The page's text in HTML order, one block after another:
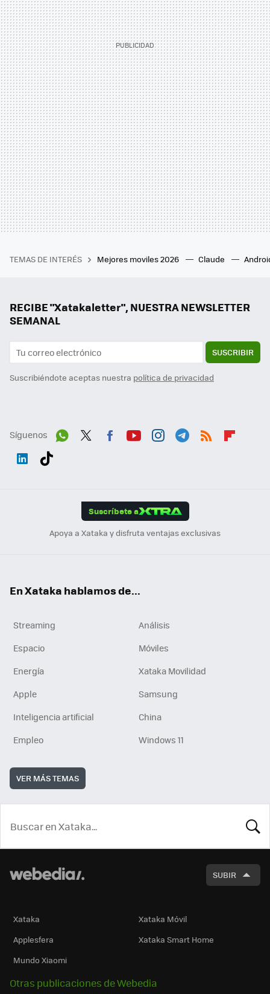
TEMAS DE INTERÉS Mejores moviles 2026 Claude
RECIBE "Xatakaletter", NUESTRA NEWSLETTER
SEMANAL
SUSCRIBIR
Suscribiéndote aceptas nuestra política de privacidad
Síguenos
Suscríbete a
Apoya a Xataka y disfruta ventajas exclusivas
En Xataka hablamos de...
Streaming
Análisis
Espacio
Móviles
Energía
Xataka Movilidad
Apple
Samsung
Inteligencia artificial
China
Empleo
Windows 11
VER MÁS TEMAS
SUBIR
Xataka
Xataka Móvil
Applesfera
Xataka Smart Home
Mundo Xiaomi
Otras publicaciones de Webedia